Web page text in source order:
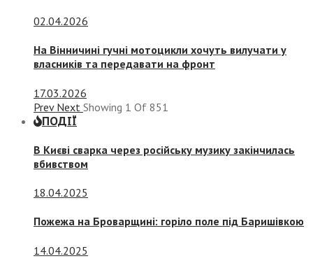
02.04.2026
На Вінничині гучні мотоцикли хочуть вилучати у
власників та передавати на фронт
17.03.2026
Prev Next Showing 1 Of 851
ПОДІЇ
В Києві сварка через російську музику закінчилась
вбивством
18.04.2025
Пожежа на Броварщині: горіло поле під Баришівкою
14.04.2025